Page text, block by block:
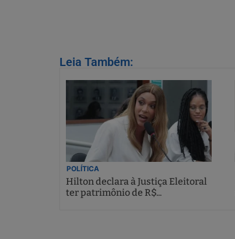
Leia Também:
POLÍTICA
Hilton declara à Justiça Eleitoral
ter patrimônio de R$...